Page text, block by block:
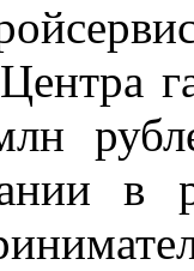
в